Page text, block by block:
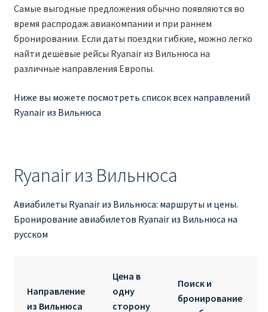
Акции RYANAIR из Каунаса
Аликанте
БИЛЕТЫ RYANAIR | ПОИСК ЛУЧШЕЙ ЦЕНЫ |
ДЕШЕВЫЕ АВИАБИЛЕТЫ В БЕРЛИН
ДЕШЕВЫЕ АВИАБИЛЕТЫ В ВАРШАВУ
Самые выгодные предложения обычно появляются во
время распродаж авиакомпании и при раннем
бронировании. Если даты поездки гибкие, можно легко
найти дешёвые рейсы Ryanair из Вильнюса на
различные направления Европы.
Ниже вы можете посмотреть список всех направлений
Ryanair из Вильнюса
Ryanair из Вильнюса
Авиабилеты Ryanair из Вильнюса: маршруты и цены.
Бронирование авиабилетов Ryanair из Вильнюса на
русском
Направление
из Вильнюса
Цена в
одну
сторону
Поиск и
бронирование